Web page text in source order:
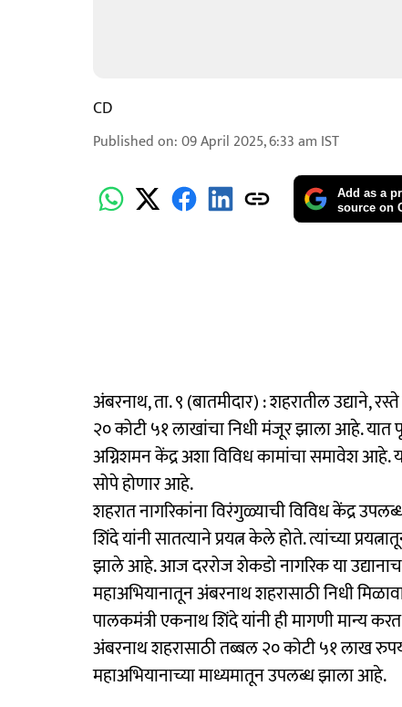
CD
Published on:09 April 2025, 6:33 am IST
Add as a
source on
अंबरनाथ, ता. ९ (बातमीदार) : शहरातील उद्याने,
२० कोटी ५१ लाखांचा निधी मंजूर झाला आहे. यात
अग्निशमन केंद्र अशा विविध कामांचा समावेश
सोपे होणार आहे.
शहरात नागरिकांना विरंगुळ्याची विविध केंद्र
शिंदे यांनी सातत्याने प्रयत्न केले होते. त्यांच्या
झाले आहे. आज दररोज शेकडो नागरिक या
महाअभियानातून अंबरनाथ शहरासाठी निधी
पालकमंत्री एकनाथ शिंदे यांनी ही मागणी मान्य
अंबरनाथ शहरासाठी तब्बल २० कोटी ५१ लाख
महाअभियानाच्या माध्यमातून उपलब्ध झाला आहे.